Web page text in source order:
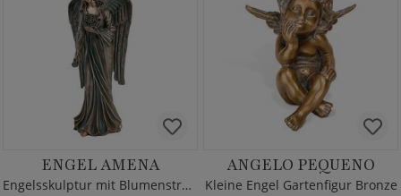
ENGEL AMENA
Engelsskulptur mit Blumenstrauß
ANGELO PEQUENO
Kleine Engel Gartenfigur Bronze